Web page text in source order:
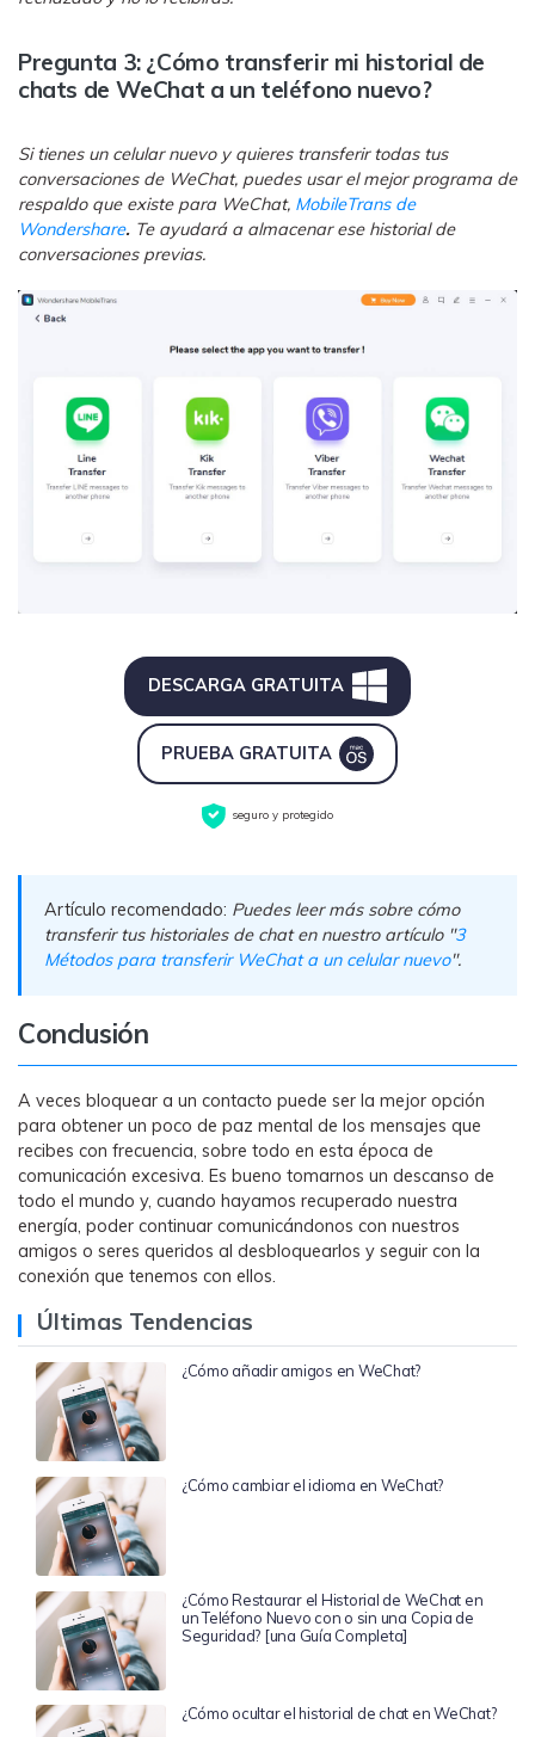
Pregunta 3: ¿Cómo transferir mi historial de
chats de WeChat a un teléfono nuevo?
Si tienes un celular nuevo y quieres transferir todas tus
conversaciones de WeChat, puedes usar el mejor programa de
respaldo que existe para WeChat, MobileTrans de
Wondershare. Te ayudará a almacenar ese historial de
conversaciones previas.
DESCARGA GRATUITA
PRUEBA GRATUITA
seguro y protegido
Artículo recomendado: Puedes leer más sobre cómo
transferir tus historiales de chat en nuestro artículo "3
Métodos para transferir WeChat a un celular nuevo".
Conclusión
A veces bloquear a un contacto puede ser la mejor opción
para obtener un poco de paz mental de los mensajes que
recibes con frecuencia, sobre todo en esta época de
comunicación excesiva. Es bueno tomarnos un descanso de
todo el mundo y, cuando hayamos recuperado nuestra
energía, poder continuar comunicándonos con nuestros
amigos o seres queridos al desbloquearlos y seguir con la
conexión que tenemos con ellos.
Últimas Tendencias
¿Cómo añadir amigos en WeChat?
¿Cómo cambiar el idioma en WeChat?
¿Cómo Restaurar el Historial de WeChat en
un Teléfono Nuevo con o sin una Copia de
Seguridad? [una Guía Completa]
¿Cómo ocultar el historial de chat en WeChat?